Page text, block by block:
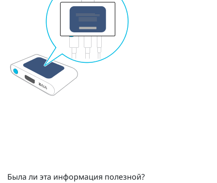
Была ли эта информация полезной?